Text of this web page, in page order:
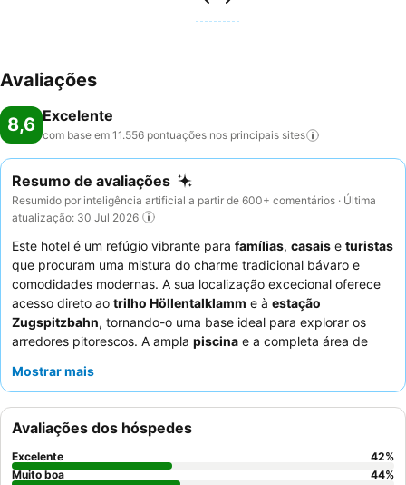
Avaliações
8,6 Excelente
com base em 11.556 pontuações nos principais sites
Resumo de avaliações
Resumido por inteligência artificial a partir de 600+ comentários · Última
atualização: 30 Jul 2026
Este hotel é um refúgio vibrante para famílias, casais e turistas
que procuram uma mistura do charme tradicional bávaro e
comodidades modernas. A sua localização excecional oferece
acesso direto ao trilho Höllentalklamm e à estação
Zugspitzbahn, tornando-o uma base ideal para explorar os
arredores pitorescos. A ampla piscina e a completa área de
recreação. Os hóspedes elogiam consistentemente a
pequeno-almoço
. Para uma experiência melhorada, considere
reservar um quarto comvista para a montanha
privada para apreciar plenamente a deslumbrante paisagem
alpina.
Mostrar mais
Avaliações dos hóspedes
Excelente 42%
Muito boa
44%